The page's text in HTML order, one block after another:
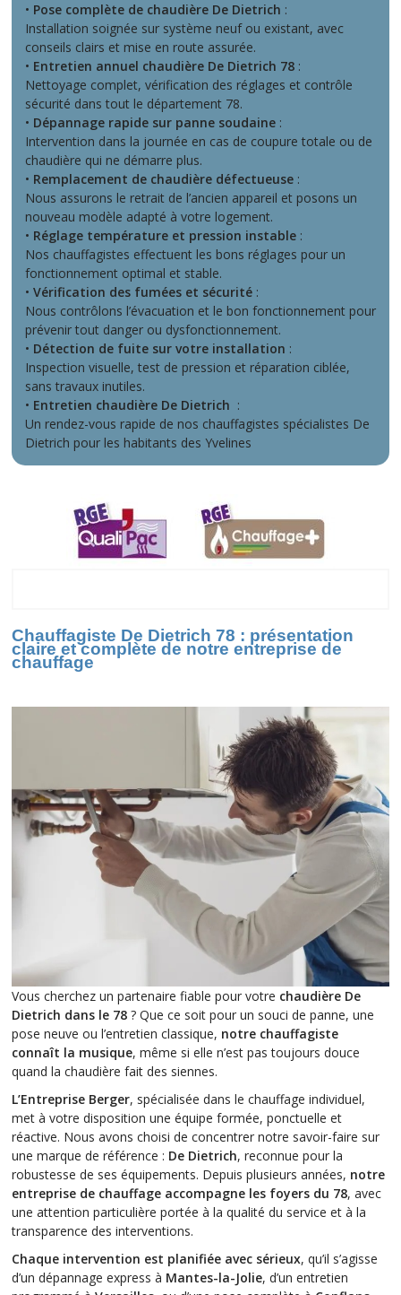
• Pose complète de chaudière De Dietrich :
Installation soignée sur système neuf ou existant, avec
conseils clairs et mise en route assurée.
• Entretien annuel chaudière De Dietrich 78 :
Nettoyage complet, vérification des réglages et contrôle
sécurité dans tout le département 78.
• Dépannage rapide sur panne soudaine :
Intervention dans la journée en cas de coupure totale ou de
chaudière qui ne démarre plus.
• Remplacement de chaudière défectueuse :
Nous assurons le retrait de l’ancien appareil et posons un
nouveau modèle adapté à votre logement.
• Réglage température et pression instable :
Nos chauffagistes effectuent les bons réglages pour un
fonctionnement optimal et stable.
• Vérification des fumées et sécurité :
Nous contrôlons l’évacuation et le bon fonctionnement pour
prévenir tout danger ou dysfonctionnement.
• Détection de fuite sur votre installation :
Inspection visuelle, test de pression et réparation ciblée,
sans travaux inutiles.
• Entretien chaudière De Dietrich :
Un rendez-vous rapide de nos chauffagistes spécialistes De
Dietrich pour les habitants des Yvelines
Chauffagiste De Dietrich 78 : présentation
claire et complète de notre entreprise de
chauffage
Vous cherchez un partenaire fiable pour votre chaudière De
Dietrich dans le 78 ? Que ce soit pour un souci de panne, une
pose neuve ou l’entretien classique, notre chauffagiste
connaît la musique, même si elle n’est pas toujours douce
quand la chaudière fait des siennes.
L’Entreprise Berger, spécialisée dans le chauffage individuel,
met à votre disposition une équipe formée, ponctuelle et
réactive. Nous avons choisi de concentrer notre savoir-faire sur
une marque de référence : De Dietrich, reconnue pour la
robustesse de ses équipements. Depuis plusieurs années, notre
entreprise de chauffage accompagne les foyers du 78, avec
une attention particulière portée à la qualité du service et à la
transparence des interventions.
Chaque intervention est planifiée avec sérieux, qu’il s’agisse
d’un dépannage express à Mantes-la-Jolie, d’un entretien